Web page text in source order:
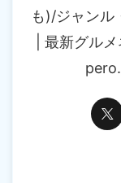
も)/ジャンル
| 最新グル